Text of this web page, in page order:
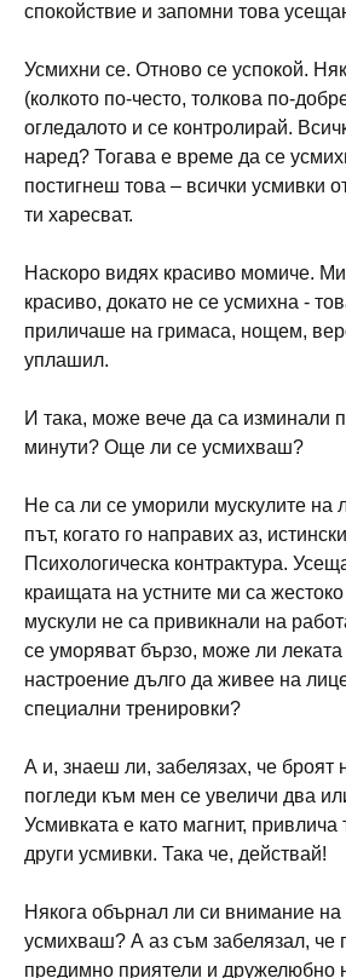
спокойствие и запомни това
Усмихни се. Отново се успокой.
(колкото по-често, толкова по-
огледалото и се контролирай.
наред? Тогава е време да се
постигнеш това – всички усмивки
ти харесват.
Наскоро видях красиво момиче.
красиво, докато не се усмихна -
приличаше на гримаса, нощем,
уплашил.
И така, може вече да са изминали
минути? Още ли се усмихваш?
Не са ли се уморили мускулите на
път, когато го направих аз,
Психологическа контрактура.
краищата на устните ми са
мускули не са привикнали на
се уморяват бързо, може ли
настроение дълго да живее на
специални тренировки?
А и, знаеш ли, забелязах, че броят
погледи към мен се увеличи два
Усмивката е като магнит, привлича
други усмивки. Така че, действай!
Някога обърнал ли си внимание на
усмихваш? А аз съм забелязал, че
предимно приятели и дружелюбно